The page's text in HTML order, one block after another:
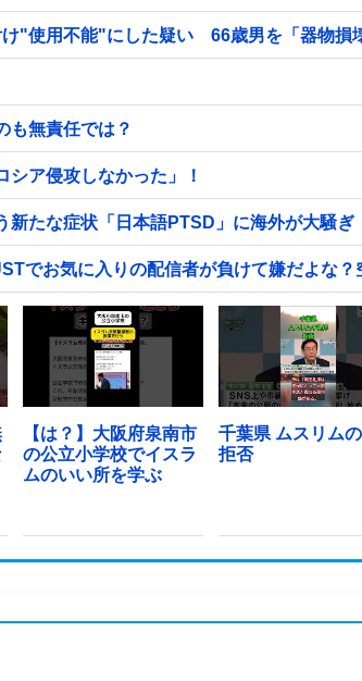
け"使用不能"にした疑い 66歳男を「器物
も無責任では？
ア侵攻しなかった」！
新たな症状「日本語PTSD」に海外が大騒ぎ
でお気に入りの配信者が負けて嫌だよな
【は？】大阪府泉南市
の公立小学校でイスラ
ムのいい所を学ぶ
千葉県 ムスリム
拒否